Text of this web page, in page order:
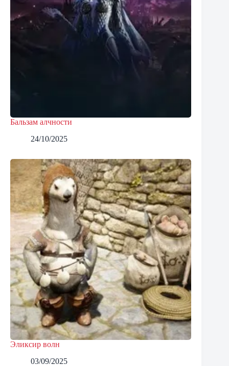
Бальзам алчности
24/10/2025
Эликсир волн
03/09/2025